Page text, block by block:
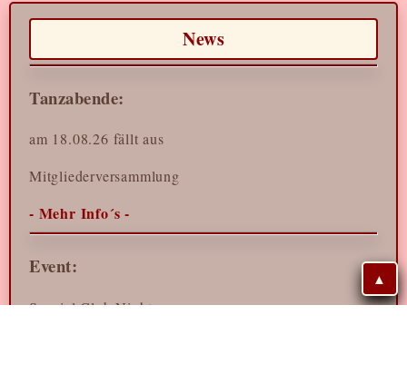
▲
News
Tanzabende:
am 18.08.26 fällt aus
Mitgliederversammlung
- Mehr Info´s -
Event:
Special Club Night